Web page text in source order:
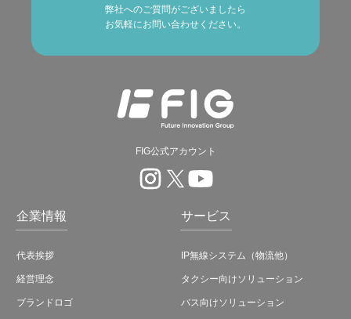
弊社へのご質問がございましたら
お気軽にお問い合わせください。
FIG公式アカウント
企業情報
代表挨拶
経営理念
ブランドロゴ
サービス
IP無線システム（物流他）
タクシー向けソリューション
バス向けソリューション